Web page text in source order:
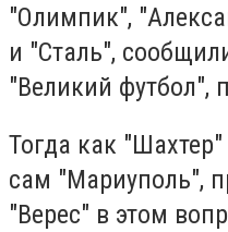
"Олимпик",
и "Сталь",
"Великий футбол",
Тогда как
сам "Мариуполь",
"Верес" в этом